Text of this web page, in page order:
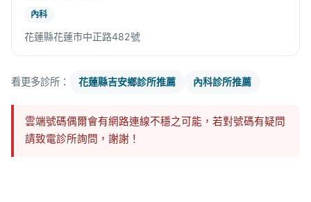
內科
花蓮縣花蓮市中正路482號
看更多診所： 花蓮縣吉安鄉診所推薦 內科診所推薦
雲端號碼偶爾會有網路連線不穩之可能，若對號碼有疑問
請致電診所詢問，謝謝！